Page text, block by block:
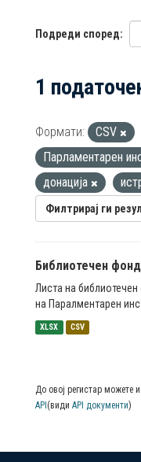
Подреди според
1
Формати: CSV
Парламентарен
донација
Филтрирај ги
Библиотечен фонд
Листа на
на Паралментарен
XLSX CSV
До овој регистар можете
API (види API документи)